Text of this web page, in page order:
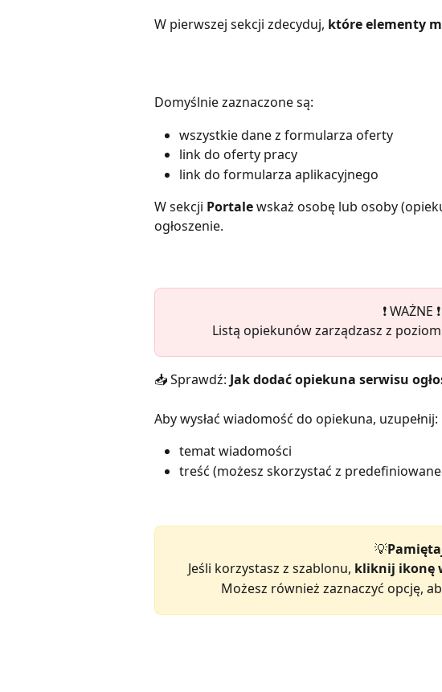
W pierwszej sekcji zdecyduj, które elementy
Domyślnie zaznaczone są:
wszystkie dane z formularza oferty
link do oferty pracy
link do formularza aplikacyjnego
W sekcji Portale wskaż osobę lub osoby
ogłoszenie.
❗️ WAŻNE ❗️
Listą opiekunów zarządzasz z
📥 Sprawdź: Jak dodać opiekuna serwisu
Aby wysłać wiadomość do opiekuna, uzupełnij:
temat wiadomości
treść (możesz skorzystać z
💡
Jeśli korzystasz z szablonu, kliknij ikonę
Możesz również zaznaczyć opcję,